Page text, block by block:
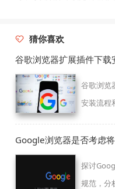
猜你喜欢
谷歌浏览器扩展插件下载
谷歌浏览
安装流程
展效率。
Google浏览器是否考虑
探讨
规范，分